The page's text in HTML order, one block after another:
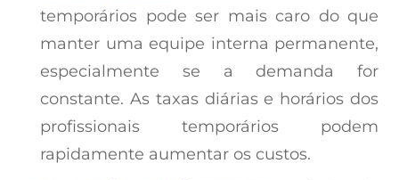
temporários pode ser mais caro do que
manter uma equipe interna permanente,
especialmente se a demanda for
constante. As taxas diárias e horários dos
profissionais temporários podem
rapidamente aumentar os custos.